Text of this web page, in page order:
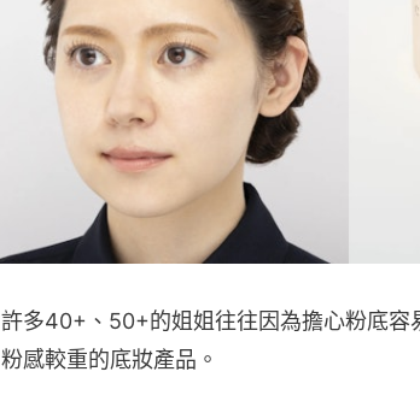
許多40+、50+的姐姐往往因為擔心粉底容
粉感較重的底妝產品。